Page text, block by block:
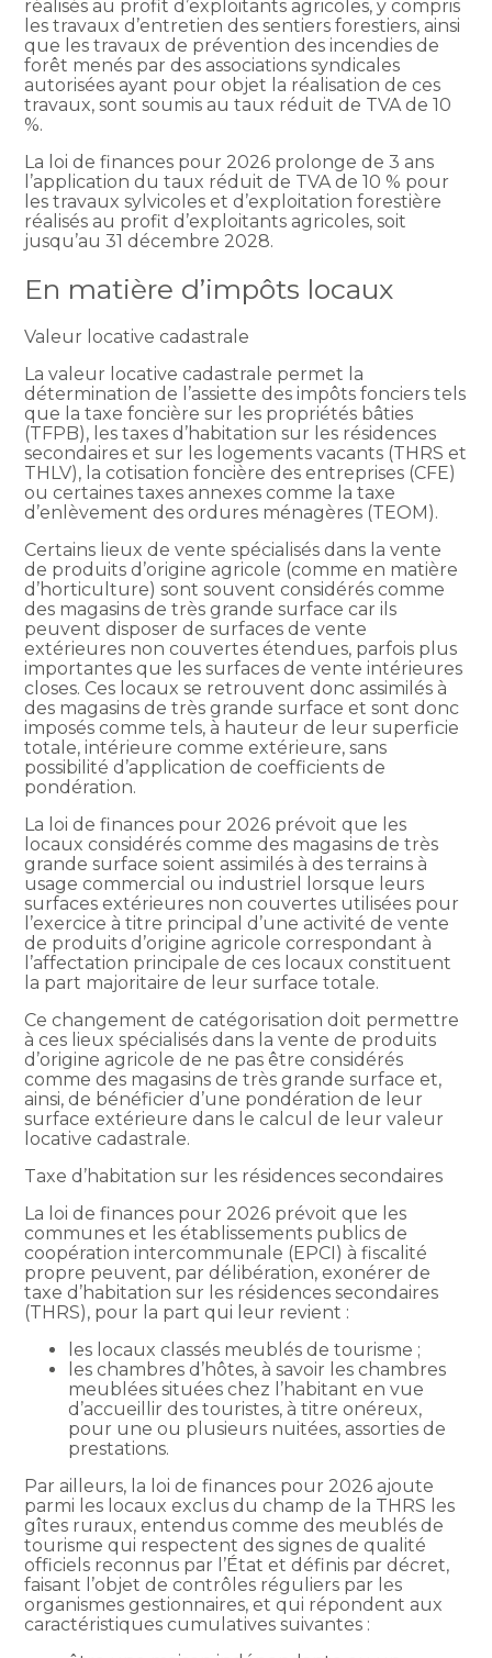
réalisés au profit d’exploitants agricoles, y compris
les travaux d’entretien des sentiers forestiers, ainsi
que les travaux de prévention des incendies de
forêt menés par des associations syndicales
autorisées ayant pour objet la réalisation de ces
travaux, sont soumis au taux réduit de TVA de 10
%.
La loi de finances pour 2026 prolonge de 3 ans
l’application du taux réduit de TVA de 10 % pour
les travaux sylvicoles et d’exploitation forestière
réalisés au profit d’exploitants agricoles, soit
jusqu’au 31 décembre 2028.
En matière d’impôts locaux
Valeur locative cadastrale
La valeur locative cadastrale permet la
détermination de l’assiette des impôts fonciers tels
que la taxe foncière sur les propriétés bâties
(TFPB), les taxes d’habitation sur les résidences
secondaires et sur les logements vacants (THRS et
THLV), la cotisation foncière des entreprises (CFE)
ou certaines taxes annexes comme la taxe
d’enlèvement des ordures ménagères (TEOM).
Certains lieux de vente spécialisés dans la vente
de produits d’origine agricole (comme en matière
d’horticulture) sont souvent considérés comme
des magasins de très grande surface car ils
peuvent disposer de surfaces de vente
extérieures non couvertes étendues, parfois plus
importantes que les surfaces de vente intérieures
closes. Ces locaux se retrouvent donc assimilés à
des magasins de très grande surface et sont donc
imposés comme tels, à hauteur de leur superficie
totale, intérieure comme extérieure, sans
possibilité d’application de coefficients de
pondération.
La loi de finances pour 2026 prévoit que les
locaux considérés comme des magasins de très
grande surface soient assimilés à des terrains à
usage commercial ou industriel lorsque leurs
surfaces extérieures non couvertes utilisées pour
l’exercice à titre principal d’une activité de vente
de produits d’origine agricole correspondant à
l’affectation principale de ces locaux constituent
la part majoritaire de leur surface totale.
Ce changement de catégorisation doit permettre
à ces lieux spécialisés dans la vente de produits
d’origine agricole de ne pas être considérés
comme des magasins de très grande surface et,
ainsi, de bénéficier d’une pondération de leur
surface extérieure dans le calcul de leur valeur
locative cadastrale.
Taxe d’habitation sur les résidences secondaires
La loi de finances pour 2026 prévoit que les
communes et les établissements publics de
coopération intercommunale (EPCI) à fiscalité
propre peuvent, par délibération, exonérer de
taxe d’habitation sur les résidences secondaires
(THRS), pour la part qui leur revient :
les locaux classés meublés de tourisme ;
les chambres d’hôtes, à savoir les chambres
meublées situées chez l’habitant en vue
d’accueillir des touristes, à titre onéreux,
pour une ou plusieurs nuitées, assorties de
prestations.
Par ailleurs, la loi de finances pour 2026 ajoute
parmi les locaux exclus du champ de la THRS les
gîtes ruraux, entendus comme des meublés de
tourisme qui respectent des signes de qualité
officiels reconnus par l’État et définis par décret,
faisant l’objet de contrôles réguliers par les
organismes gestionnaires, et qui répondent aux
caractéristiques cumulatives suivantes :